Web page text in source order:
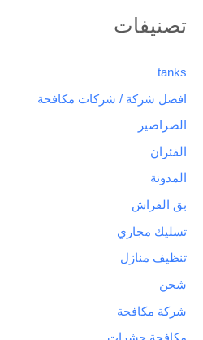
تصنيفات
tanks
افضل شركة / شركات مكافحة
الصراصير
الفئران
المدونة
بق الفراش
تسليك مجاري
تنظيف منازل
شحن
شركة مكافحة